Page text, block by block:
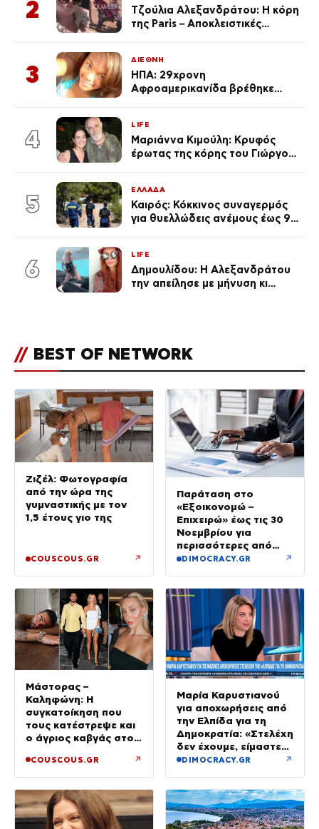
2
Τζούλια Αλεξανδράτου: Η κόρη
της Paris – Αποκλειστικές
3
ΔΙΕΘΝΗ
ΗΠΑ: 29χρονη
Αφροαμερικανίδα βρέθηκε
4
LIFE
Μαριάννα Κιμούλη: Κρυφός
έρωτας της κόρης του Γιώργου,
5
ΕΛΛΑΔΑ
Καιρός: Κόκκινος συναγερμός
για θυελλώδεις ανέμους έως 9
6
LIFE
Δημουλίδου: Η Αλεξανδράτου
την απείλησε με μήνυση κι
// BEST OF NETWORK
Ζιζέλ: Φωτογραφία
από την ώρα της
γυμναστικής με τον
1,5 έτους γιο της
COUSCOUS.GR ↗
Παράταση στο
«Εξοικονομώ –
Επιχειρώ» έως τις 30
Νοεμβρίου για
περισσότερες από
400 επιχειρήσεις
DIMOCRACY.GR ↗
Μάστορας –
Καληφώνη: Η
συγκατοίκηση που
τους κατέστρεψε και
ο άγριος καβγάς στο
COUSCOUS.GR ↗
Μαρία Καρυστιανού
για αποχωρήσεις από
την Ελπίδα για τη
Δημοκρατία: «Στελέχη
δεν έχουμε, είμαστε
όλοι απλοί
DIMOCRACY.GR ↗